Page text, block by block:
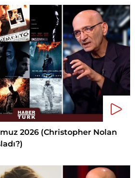
2026 (Christopher Nolan